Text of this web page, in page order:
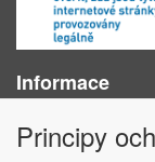
Informace
Obchodní podmínky
Ochrana osobních
Principy